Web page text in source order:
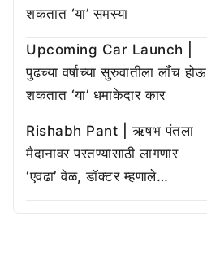
शकतात ‘या’ समस्या
Upcoming Car Launch |
पुढच्या वर्षाच्या सुरुवातीला लाँच होऊ
शकतात ‘या’ धमाकेदार कार
Rishabh Pant | ऋषभ पंतला
मैदानावर परतण्यासाठी लागणार
‘एवढा’ वेळ, डॉक्टर म्हणाले…